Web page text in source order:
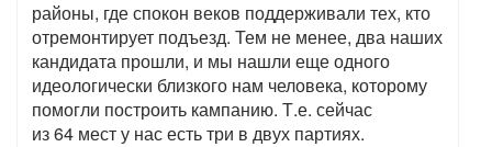
районы, где спокон веков поддерживали тех, кто
отремонтирует подъезд. Тем не менее, два наших
кандидата прошли, и мы нашли еще одного
идеологически близкого нам человека, которому
помогли построить кампанию. Т.е. сейчас
из 64 мест у нас есть три в двух партиях.